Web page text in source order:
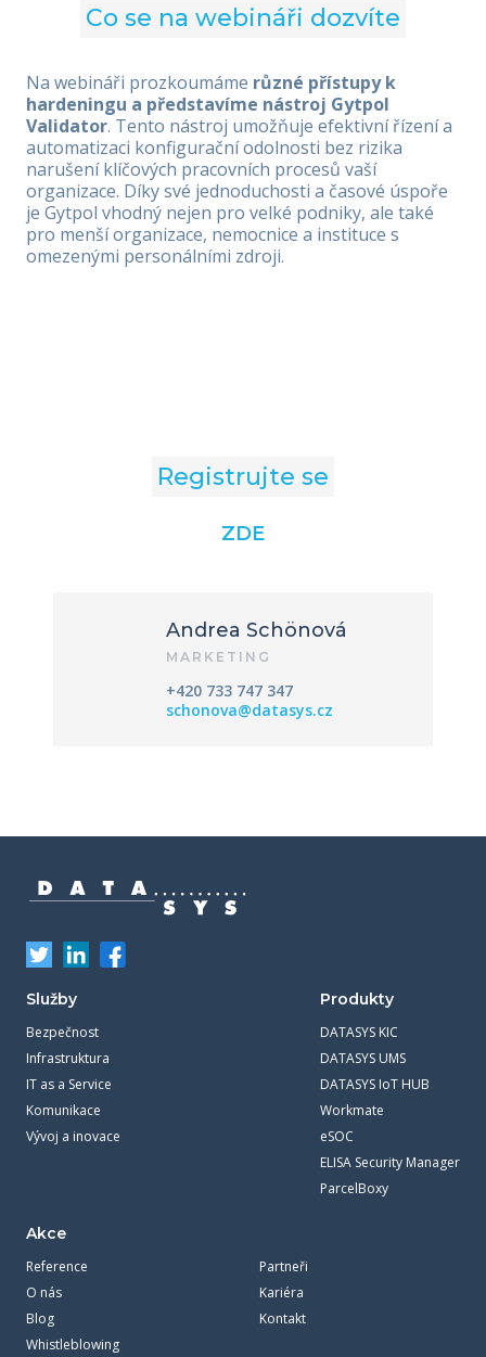
Co se na webináři dozvíte
Na webináři prozkoumáme různé přístupy k
hardeningu a představíme nástroj Gytpol
Validator. Tento nástroj umožňuje efektivní řízení a
automatizaci konfigurační odolnosti bez rizika
narušení klíčových pracovních procesů vaší
organizace. Díky své jednoduchosti a časové úspoře
je Gytpol vhodný nejen pro velké podniky, ale také
pro menší organizace, nemocnice a instituce s
omezenými personálními zdroji.
Registrujte se
ZDE
Andrea Schönová
MARKETING
+420 733 747 347
schonova@datasys.cz
Služby
Bezpečnost
Infrastruktura
IT as a Service
Komunikace
Vývoj a inovace
Produkty
DATASYS KIC
DATASYS UMS
DATASYS IoT HUB
Workmate
eSOC
ELISA Security Manager
ParcelBoxy
Akce
Reference
Partneři
O nás
Kariéra
Blog
Kontakt
Whistleblowing